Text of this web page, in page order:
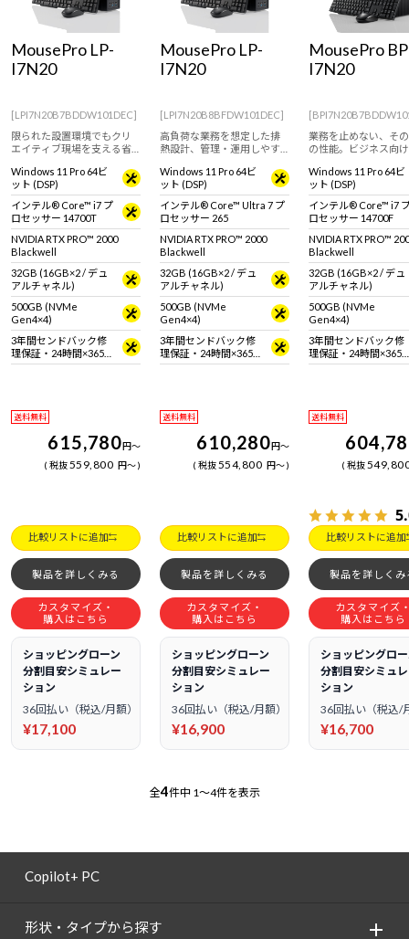
Windows 11| Windows 11| Copilot+ PC
MousePro LP-
I7N20
[LPI7N20B7BDDW101DEC]
限られた設置環境でもクリ
エイティブ現場を支える省
コン
Windows 11 Pro 64ビ
ット (DSP)
インテル® Core™ i7 プ
ロセッサー 14700T
NVIDIA RTX PRO™ 2000
Blackwell
32GB (16GB×2 / デュ
アルチャネル)
500GB (NVMe
Gen4×4)
3年間センドバック修
理保証・24時間×365
日電話サポート
送料無料
615,780円～
税抜559,800 円～
比較リストに追加
製品を詳しくみる
カスタマイズ・
購入はこちら
ショッピングローン
分割目安シミュレー
ション
36回払い（税込/月額）
¥17,100
MousePro LP-
I7N20
[LPI7N20B8BFDW101DEC]
高負荷な業務を想定した排
熱設計、管理・運用しやす
パソコン
Windows 11 Pro 64ビ
ット (DSP)
インテル® Core™ Ultra 7 プ
ロセッサー 265
NVIDIA RTX PRO™ 2000
Blackwell
32GB (16GB×2 / デュ
アルチャネル)
500GB (NVMe
Gen4×4)
3年間センドバック修
理保証・24時間×365
日電話サポート
送料無料
610,280円～
税抜554,800 円～
比較リストに追加
製品を詳しくみる
カスタマイズ・
購入はこちら
ショッピングローン
分割目安シミュレー
ション
36回払い（税込/月額）
¥16,900
MousePro
I7N20
業務を止めない、そ
の性能。ビジネス向
Windows 11 Pro 64ビ
ット (DSP)
インテル® Core™ i7
ロセッサー 14700F
NVIDIA RTX PRO™
Blackwell
32GB (16GB×2 / デュ
アルチャネル)
500GB (NVMe
Gen4×4)
3年間センドバック修
理保証・24時間×365
日電話サポート
送料無料
税抜
比較リストに追加
製品を詳しくみ
カスタマイズ
購入はこちら
ショッピングロ
分割目安シミュ
ション
36回払い（税込/
¥16,700
全4件中 1～4件を表示
Copilot+ PC
形状・タイプから探す